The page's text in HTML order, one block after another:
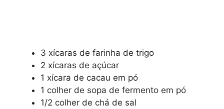
3 xícaras de farinha de trigo
2 xícaras de açúcar
1 xícara de cacau em pó
1 colher de sopa de fermento em pó
1/2 colher de chá de sal